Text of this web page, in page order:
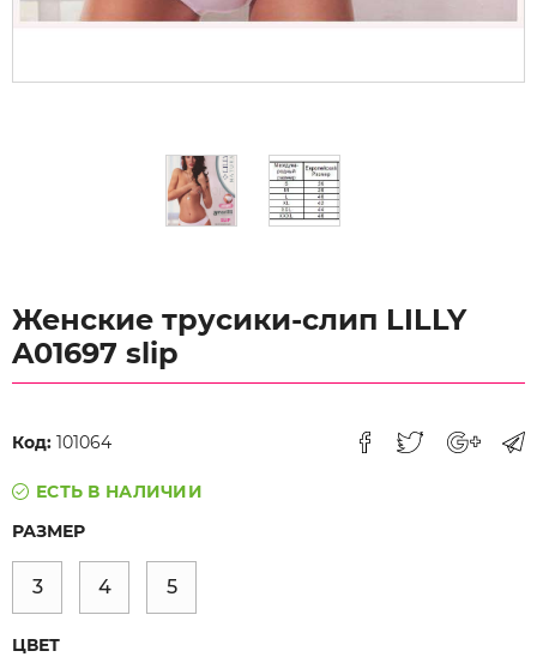
Женские трусики-слип LILLY
A01697 slip
Код: 101064
ЕСТЬ В НАЛИЧИИ
РАЗМЕР
3 4 5
ЦВЕТ